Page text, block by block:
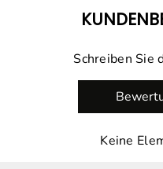
Schreiben Sie
Keine